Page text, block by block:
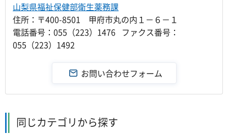
山梨県福祉保健部衛生薬務課
住所：〒400-8501 甲府市丸の内１－６－１
電話番号：055（223）1476 ファクス番号：
055（223）1492
同じカテゴリから探す